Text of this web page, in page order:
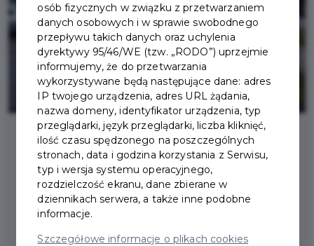
2023-01-31
W PRUSZCZU
GDAŃSKIM Z
osób fizycznych w związku z przetwarzaniem
danych osobowych i w sprawie swobodnego
przepływu takich danych oraz uchylenia
dyrektywy 95/46/WE (tzw. „RODO”) uprzejmie
informujemy, że do przetwarzania
wykorzystywane będą następujące dane: adres
IP twojego urządzenia, adres URL żądania,
nazwa domeny, identyfikator urządzenia, typ
przeglądarki, język przeglądarki, liczba kliknięć,
ilość czasu spędzonego na poszczególnych
stronach, data i godzina korzystania z Serwisu,
typ i wersja systemu operacyjnego,
rozdzielczość ekranu, dane zbierane w
dziennikach serwera, a także inne podobne
informacje.
Szczegółowe informacje o plikach cookies